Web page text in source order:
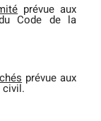
prévue aux
Code de la
prévue aux
civil.